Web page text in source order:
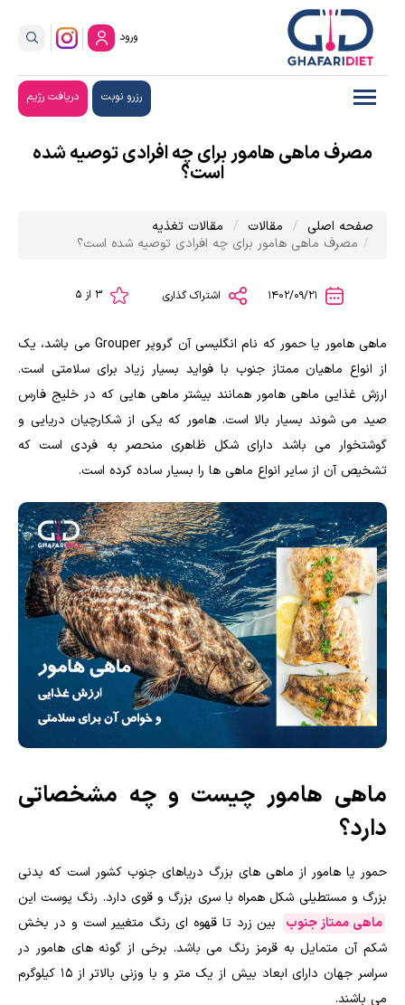
ورود
رزرو نوبت دریافت رژیم
مصرف ماهی هامور برای چه افرادی توصیه شده
است؟
صفحه اصلی مقالات
مقالات تغذیه
مصرف ماهی هامور برای چه افرادی توصیه شده است؟
اشتراک گذاری
ماهی هامور یا حمور که نام انگلیسی آن گروپر Grouper می باشد، یک
از انواع ماهیان ممتاز جنوب با فواید بسیار زیاد برای سلامتی است.
ارزش غذایی ماهی هامور همانند بیشتر ماهی هایی که در خلیج فارس
صید می شوند بسیار بالا است. هامور که یکی از شکارچیان دریایی و
گوشتخوار می باشد دارای شکل ظاهری منحصر به فردی است که
تشخیص آن از سایر انواع ماهی ها را بسیار ساده کرده است.
ماهی هامور چیست و چه مشخصاتی
دارد؟
حمور یا هامور از ماهی های بزرگ دریاهای جنوب کشور است که بدنی
بزرگ و مستطیلی شکل همراه با سری بزرگ و قوی دارد. رنگ پوست این
ماهی ممتاز جنوب
بین زرد تا قهوه ای رنگ متغییر است و در بخش
شکم آن متمایل به قرمز رنگ می باشد. برخی از گونه های هامور در
سراسر جهان دارای ابعاد بیش از یک متر و با وزنی بالاتر از ۱۵ کیلوگرم
می باشند.